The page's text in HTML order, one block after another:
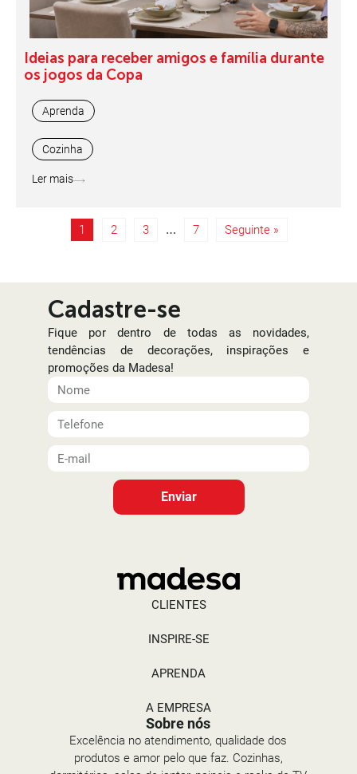
Ideias para receber amigos e família durante
os jogos da Copa
Aprenda
Cozinha
Ler mais
1 2 3 … 7 Seguinte »
Cadastre-se
Fique por dentro de todas as novidades,
tendências de decorações, inspirações e
promoções da Madesa!
Enviar
CLIENTES
INSPIRE-SE
APRENDA
A EMPRESA
Sobre nós
Excelência no atendimento, qualidade dos
produtos e amor pelo que faz. Cozinhas,